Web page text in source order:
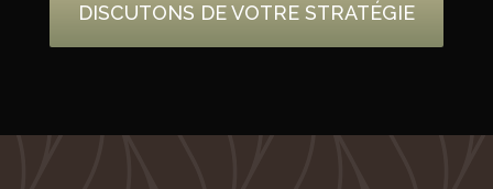
DISCUTONS DE VOTRE STRATÉGIE